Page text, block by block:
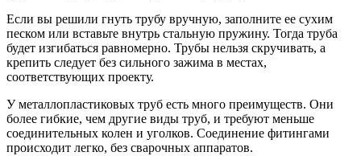
Если вы решили гнуть трубу вручную, заполните ее сухим
песком или вставьте внутрь стальную пружину. Тогда труба
будет изгибаться равномерно. Трубы нельзя скручивать, а
крепить следует без сильного зажима в местах,
соответствующих проекту.
У металлопластиковых труб есть много преимуществ. Они
более гибкие, чем другие виды труб, и требуют меньше
соединительных колен и уголков. Соединение фитингами
происходит легко, без сварочных аппаратов.